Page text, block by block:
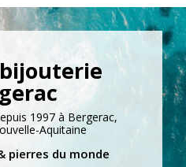
1997 à Bergerac,
Aquitaine
pierres du monde